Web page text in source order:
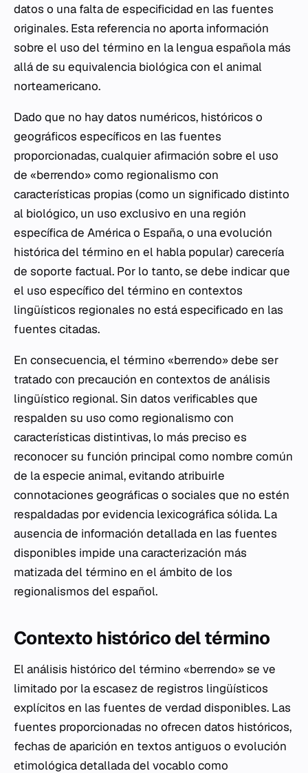
datos o una falta de especificidad en las fuentes
originales. Esta referencia no aporta información
sobre el uso del término en la lengua española más
allá de su equivalencia biológica con el animal
norteamericano.
Dado que no hay datos numéricos, históricos o
geográficos específicos en las fuentes
proporcionadas, cualquier afirmación sobre el uso
de «berrendo» como regionalismo con
características propias (como un significado distinto
al biológico, un uso exclusivo en una región
específica de América o España, o una evolución
histórica del término en el habla popular) carecería
de soporte factual. Por lo tanto, se debe indicar que
el uso específico del término en contextos
lingüísticos regionales no está especificado en las
fuentes citadas.
En consecuencia, el término «berrendo» debe ser
tratado con precaución en contextos de análisis
lingüístico regional. Sin datos verificables que
respalden su uso como regionalismo con
características distintivas, lo más preciso es
reconocer su función principal como nombre común
de la especie animal, evitando atribuirle
connotaciones geográficas o sociales que no estén
respaldadas por evidencia lexicográfica sólida. La
ausencia de información detallada en las fuentes
disponibles impide una caracterización más
matizada del término en el ámbito de los
regionalismos del español.
Contexto histórico del término
El análisis histórico del término «berrendo» se ve
limitado por la escasez de registros lingüísticos
explícitos en las fuentes de verdad disponibles. Las
fuentes proporcionadas no ofrecen datos históricos,
fechas de aparición en textos antiguos o evolución
etimológica detallada del vocablo como